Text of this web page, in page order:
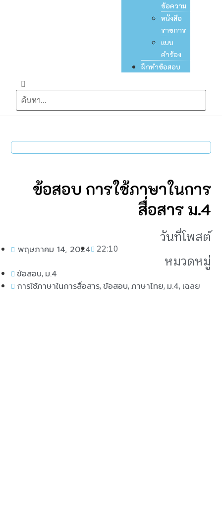
ข้อความ
หนังสือ
ราชการ
แบบ
คำร้อง
ฝึกทำข้อสอบ
ข้อสอบ การใช้ภาษาในการ
สื่อสาร ม.4
วันที่โพสต์
พฤษภาคม 14, 2024 22:10
หมวดหมู่
ข้อสอบ, ม.4
การใช้ภาษาในการสื่อสาร, ข้อสอบ,ภาษาไทย, ม.4, เฉลย